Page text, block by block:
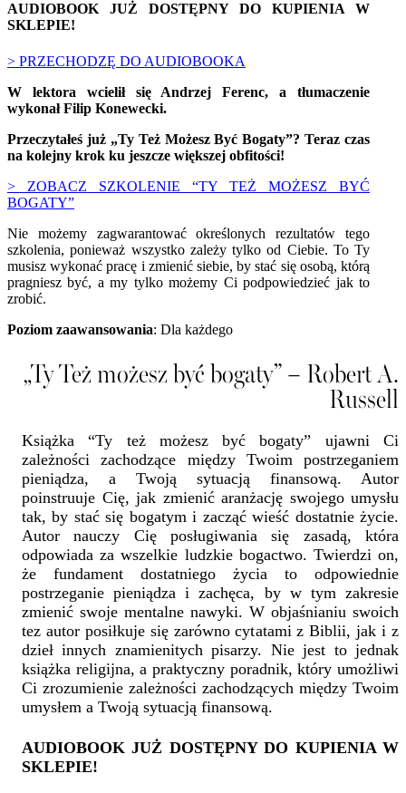
AUDIOBOOK JUŻ DOSTĘPNY DO KUPIENIA W
SKLEPIE!
> PRZECHODZĘ DO AUDIOBOOKA
W lektora wcielił się Andrzej Ferenc, a tłumaczenie
wykonał Filip Konewecki.
Przeczytałeś już „Ty Też Możesz Być Bogaty”? Teraz czas
na kolejny krok ku jeszcze większej obfitości!
> ZOBACZ SZKOLENIE “TY TEŻ MOŻESZ BYĆ
BOGATY”
Nie możemy zagwarantować określonych rezultatów tego
szkolenia, ponieważ wszystko zależy tylko od Ciebie. To Ty
musisz wykonać pracę i zmienić siebie, by stać się osobą, którą
pragniesz być, a my tylko możemy Ci podpowiedzieć jak to
zrobić.
Poziom zaawansowania: Dla każdego
„Ty Też możesz być bogaty” – Robert A.
Russell
Książka “Ty też możesz być bogaty” ujawni Ci
zależności zachodzące między Twoim postrzeganiem
pieniądza, a Twoją sytuacją finansową. Autor
poinstruuje Cię, jak zmienić aranżację swojego umysłu
tak, by stać się bogatym i zacząć wieść dostatnie życie.
Autor nauczy Cię posługiwania się zasadą, która
odpowiada za wszelkie ludzkie bogactwo. Twierdzi on,
że fundament dostatniego życia to odpowiednie
postrzeganie pieniądza i zachęca, by w tym zakresie
zmienić swoje mentalne nawyki. W objaśnianiu swoich
tez autor posiłkuje się zarówno cytatami z Biblii, jak i z
dzieł innych znamienitych pisarzy. Nie jest to jednak
książka religijna, a praktyczny poradnik, który umożliwi
Ci zrozumienie zależności zachodzących między Twoim
umysłem a Twoją sytuacją finansową.
AUDIOBOOK JUŻ DOSTĘPNY DO KUPIENIA W
SKLEPIE!